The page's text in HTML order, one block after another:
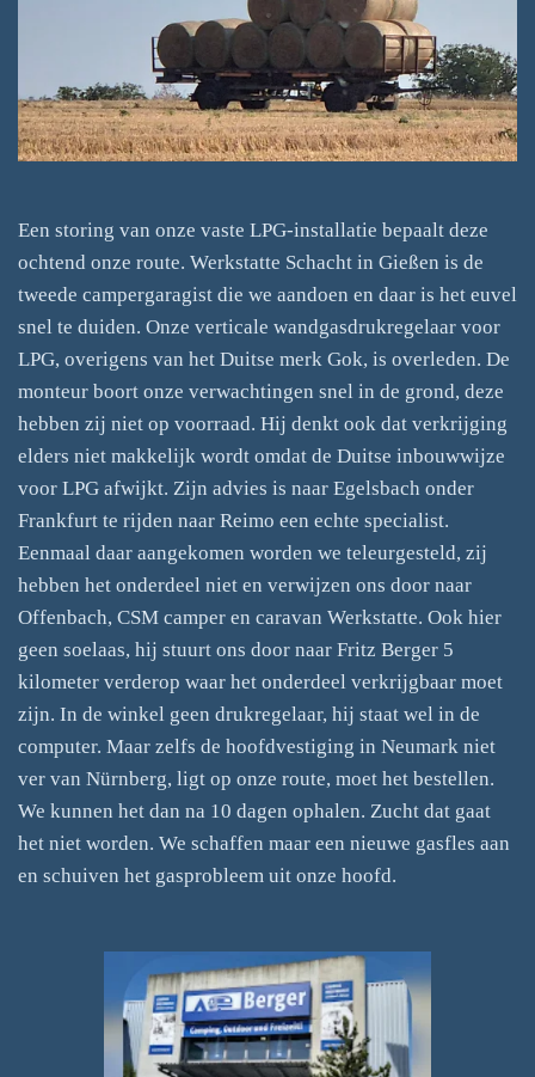
Een storing van onze vaste LPG-installatie bepaalt deze
ochtend onze route. Werkstatte Schacht in Gießen is de
tweede campergaragist die we aandoen en daar is het euvel
snel te duiden. Onze verticale wandgasdrukregelaar voor
LPG, overigens van het Duitse merk Gok, is overleden. De
monteur boort onze verwachtingen snel in de grond, deze
hebben zij niet op voorraad. Hij denkt ook dat verkrijging
elders niet makkelijk wordt omdat de Duitse inbouwwijze
voor LPG afwijkt. Zijn advies is naar Egelsbach onder
Frankfurt te rijden naar Reimo een echte specialist.
Eenmaal daar aangekomen worden we teleurgesteld, zij
hebben het onderdeel niet en verwijzen ons door naar
Offenbach, CSM camper en caravan Werkstatte. Ook hier
geen soelaas, hij stuurt ons door naar Fritz Berger 5
kilometer verderop waar het onderdeel verkrijgbaar moet
zijn. In de winkel geen drukregelaar, hij staat wel in de
computer. Maar zelfs de hoofdvestiging in Neumark niet
ver van Nürnberg, ligt op onze route, moet het bestellen.
We kunnen het dan na 10 dagen ophalen. Zucht dat gaat
het niet worden. We schaffen maar een nieuwe gasfles aan
en schuiven het gasprobleem uit onze hoofd.